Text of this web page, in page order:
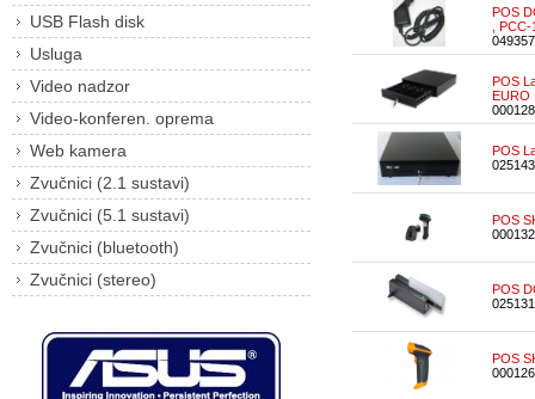
USB Flash disk
Usluga
Video nadzor
Video-konferen. oprema
Web kamera
Zvučnici (2.1 sustavi)
Zvučnici (5.1 sustavi)
Zvučnici (bluetooth)
Zvučnici (stereo)
POS
,
POS
EURO
POS
POS
POS
POS